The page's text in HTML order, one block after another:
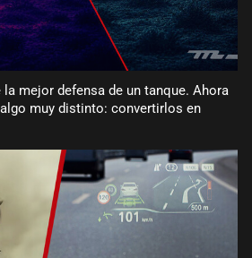
mejor defensa de un tanque. Ahora
muy distinto: convertirlos en